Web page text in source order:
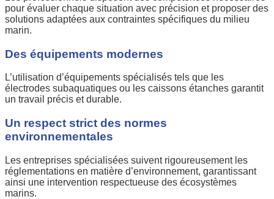
pour évaluer chaque situation avec précision et proposer des
solutions adaptées aux contraintes spécifiques du milieu
marin.
Des équipements modernes
L’utilisation d’équipements spécialisés tels que les
électrodes subaquatiques ou les caissons étanches garantit
un travail précis et durable.
Un respect strict des normes
environnementales
Les entreprises spécialisées suivent rigoureusement les
réglementations en matière d’environnement, garantissant
ainsi une intervention respectueuse des écosystèmes
marins.